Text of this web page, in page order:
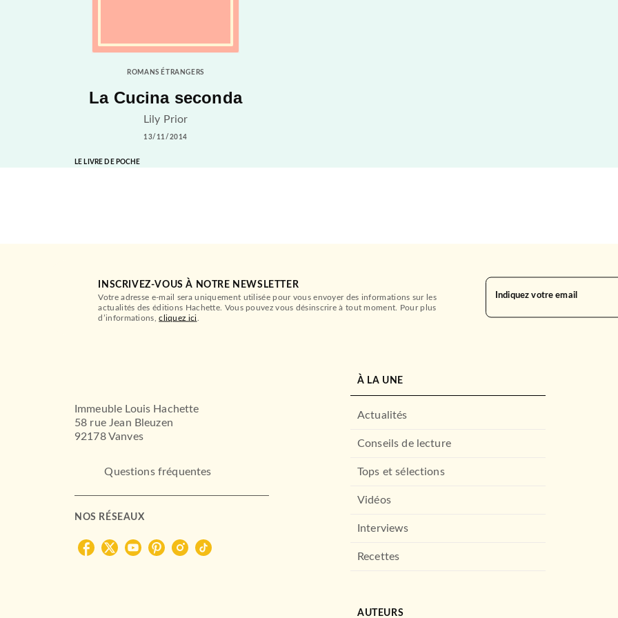
ROMANS ÉTRANGERS
La Cucina seconda
Lily Prior
13/11/2014
LE LIVRE DE POCHE
INSCRIVEZ-VOUS À NOTRE NEWSLETTER
Votre adresse e-mail sera uniquement utilisée pour vous envoyer des informations sur les
actualités des éditions Hachette. Vous pouvez vous désinscrire à tout moment. Pour plus
d’informations,cliquez ici
Indiquez votre email
Immeuble Louis Hachette
58 rue Jean Bleuzen
92178 Vanves
Questions fréquentes
NOS RÉSEAUX
À LA UNE
Actualités
Conseils de lecture
Tops et sélections
Vidéos
Interviews
Recettes
AUTEURS